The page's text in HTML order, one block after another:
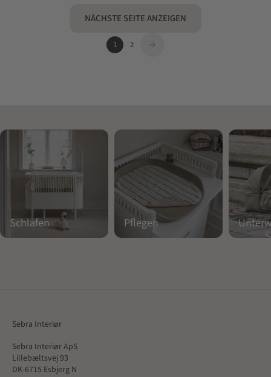
NÄCHSTE SEITE ANZEIGEN
1 2
Schlafen Pflegen
Sebra Interiør
Sebra Interiør ApS
Lillebæltsvej 93
DK-6715 Esbjerg N